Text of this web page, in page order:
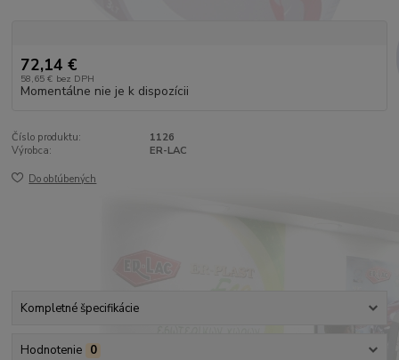
72,14 €
58,65 € bez DPH
Momentálne nie je k dispozícii
Číslo produktu:
1126
Výrobca:
ER-LAC
Do obľúbených
Kompletné špecifikácie
Hodnotenie 0